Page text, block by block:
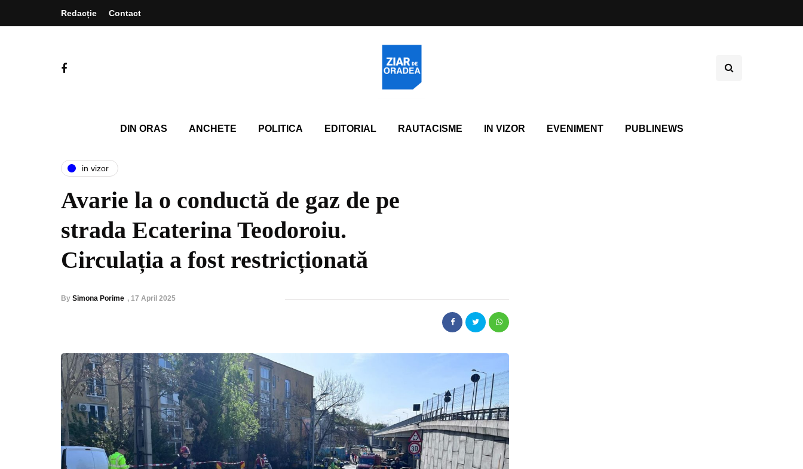
Redacție Contact
DIN ORAS ANCHETE POLITICA EDITORIAL RAUTACISME IN VIZOR EVENIMENT PUBLINEWS
in vizor
Avarie la o conductă de gaz de pe
strada Ecaterina Teodoroiu.
Circulația a fost restricționată
By Simona Porime , 17 April 2025